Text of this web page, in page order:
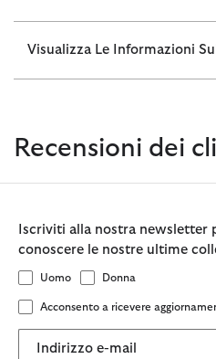
Visualizza Le Informazioni
Recensioni dei
Iscriviti alla nostra newsletter
conoscere le nostre ultime
Uomo Donna
Acconsento a ricevere
Indirizzo e-mail